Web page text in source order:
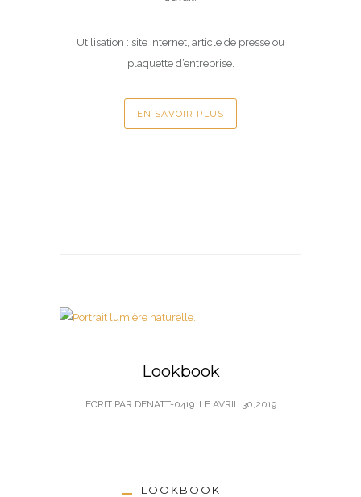
Utilisation : site internet, article de presse ou
plaquette d’entreprise.
EN SAVOIR PLUS
Lookbook
ECRIT PAR DENATT-0419 LE AVRIL 30,2019
LOOKBOOK